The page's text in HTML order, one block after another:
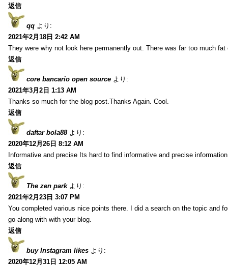
返信
qq より:
2021年2月18日 2:42 AM
They were why not look here permanently out. There was far too much fat
返信
core bancario open source より:
2021年3月2日 1:13 AM
Thanks so much for the blog post.Thanks Again. Cool.
返信
daftar bola88 より:
2020年12月26日 8:12 AM
Informative and precise Its hard to find informative and precise
返信
The zen park より:
2021年2月23日 3:07 PM
You completed various nice points there. I did a search on the topic and
go along with with your blog.
返信
buy Instagram likes より:
2020年12月31日 12:05 AM